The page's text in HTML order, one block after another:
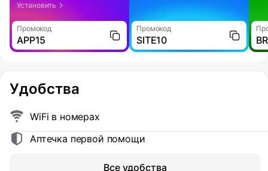
Установить
Промокод
APP15
Промокод
SITE10
Удобства
WiFi в номерах
Аптечка первой помощи
Все удобства